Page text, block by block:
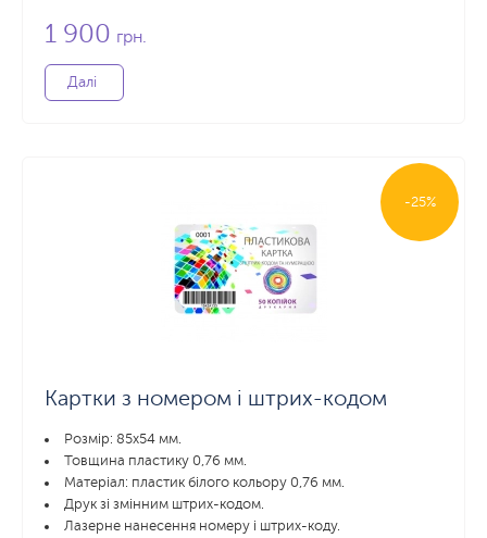
1 900 грн.
Далі
-25%
Картки з номером і штрих-кодом
Розмір: 85x54 мм.
Товщина пластику 0,76 мм.
Матеріал: пластик білого кольору 0,76 мм.
Друк зі змінним штрих-кодом.
Лазерне нанесення номеру і штрих-коду.